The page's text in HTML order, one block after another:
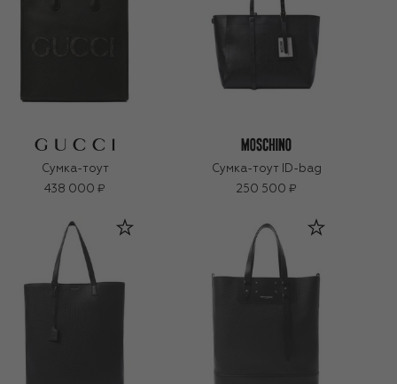
Сумка-тоут
438 000 ₽
Сумка-тоут ID-bag
250 500 ₽